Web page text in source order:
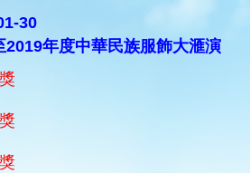
30
2019年度中華民族服飾大滙演